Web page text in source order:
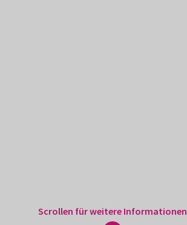
Scrollen für weitere Informationen